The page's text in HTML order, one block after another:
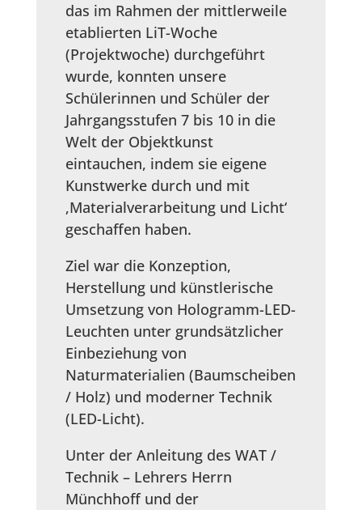
das im Rahmen der mittlerweile
etablierten LiT-Woche
(Projektwoche) durchgeführt
wurde, konnten unsere
Schülerinnen und Schüler der
Jahrgangsstufen 7 bis 10 in die
Welt der Objektkunst
eintauchen, indem sie eigene
Kunstwerke durch und mit
‚Materialverarbeitung und Licht‘
geschaffen haben.
Ziel war die Konzeption,
Herstellung und künstlerische
Umsetzung von Hologramm-LED-
Leuchten unter grundsätzlicher
Einbeziehung von
Naturmaterialien (Baumscheiben
/ Holz) und moderner Technik
(LED-Licht).
Unter der Anleitung des WAT /
Technik – Lehrers Herrn
Münchhoff und der